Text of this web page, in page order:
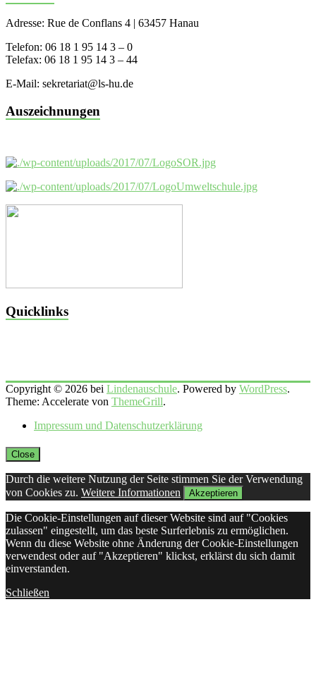
Adresse: Rue de Conflans 4 | 63457 Hanau
Telefon: 06 18 1 95 14 3 – 0
Telefax: 06 18 1 95 14 3 – 44
E-Mail: sekretariat@ls-hu.de
Auszeichnungen
Quicklinks
Copyright © 2026 bei Lindenauschule. Powered by WordPress.
Theme: Accelerate von ThemeGrill.
Impressum und Datenschutzerklärung
Close
Durch die weitere Nutzung der Seite stimmen Sie der Verwendung
von Cookies zu. Weitere Informationen Akzeptieren
Die Cookie-Einstellungen auf dieser Website sind auf "Cookies
zulassen" eingestellt, um das beste Surferlebnis zu ermöglichen.
Wenn du diese Website ohne Änderung der Cookie-Einstellungen
verwendest oder auf "Akzeptieren" klickst, erklärst du sich damit
einverstanden.
Schließen